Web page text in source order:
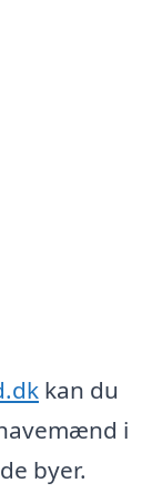
kan du
i
byer.